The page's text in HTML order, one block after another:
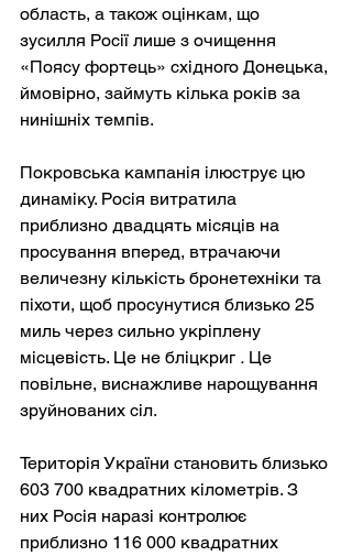
область, а також оцінкам, що
зусилля Росії лише з очищення
«Поясу фортець» східного Донецька,
ймовірно, займуть кілька років за
нинішніх темпів.
Покровська кампанія ілюструє цю
динаміку. Росія витратила
приблизно двадцять місяців на
просування вперед, втрачаючи
величезну кількість бронетехніки та
піхоти, щоб просунутися близько 25
миль через сильно укріплену
місцевість. Це не бліцкриг . Це
повільне, виснажливе нарощування
зруйнованих сіл.
Територія України становить близько
603 700 квадратних кілометрів. З
них Росія наразі контролює
приблизно 116 000 квадратних